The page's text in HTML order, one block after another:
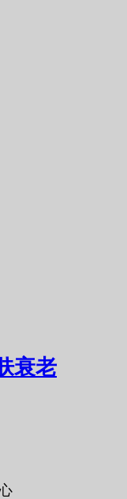
衰老